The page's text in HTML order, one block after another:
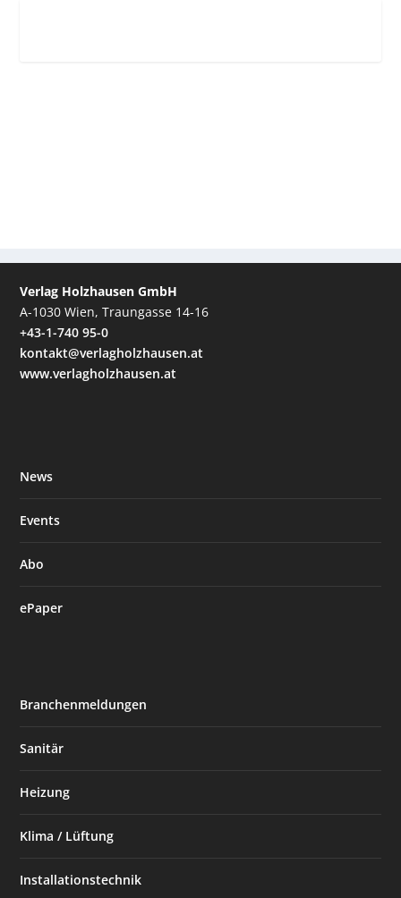
Verlag Holzhausen GmbH
A-1030 Wien, Traungasse 14-16
+43-1-740 95-0
kontakt@verlagholzhausen.at
www.verlagholzhausen.at
News
Events
Abo
ePaper
Branchenmeldungen
Sanitär
Heizung
Klima / Lüftung
Installationstechnik